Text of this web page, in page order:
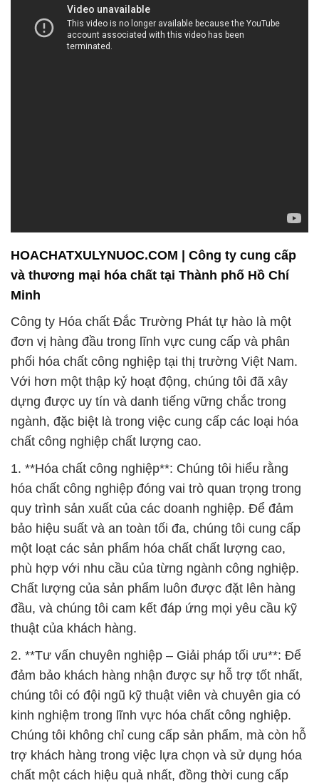
HOACHATXULYNUOC.COM | Công ty cung cấp
và thương mại hóa chất tại Thành phố Hồ Chí
Minh
Công ty Hóa chất Đắc Trường Phát tự hào là một
đơn vị hàng đầu trong lĩnh vực cung cấp và phân
phối hóa chất công nghiệp tại thị trường Việt Nam.
Với hơn một thập kỷ hoạt động, chúng tôi đã xây
dựng được uy tín và danh tiếng vững chắc trong
ngành, đặc biệt là trong việc cung cấp các loại hóa
chất công nghiệp chất lượng cao.
1. **Hóa chất công nghiệp**: Chúng tôi hiểu rằng
hóa chất công nghiệp đóng vai trò quan trọng trong
quy trình sản xuất của các doanh nghiệp. Để đảm
bảo hiệu suất và an toàn tối đa, chúng tôi cung cấp
một loạt các sản phẩm hóa chất chất lượng cao,
phù hợp với nhu cầu của từng ngành công nghiệp.
Chất lượng của sản phẩm luôn được đặt lên hàng
đầu, và chúng tôi cam kết đáp ứng mọi yêu cầu kỹ
thuật của khách hàng.
2. **Tư vấn chuyên nghiệp – Giải pháp tối ưu**: Để
đảm bảo khách hàng nhận được sự hỗ trợ tốt nhất,
chúng tôi có đội ngũ kỹ thuật viên và chuyên gia có
kinh nghiệm trong lĩnh vực hóa chất công nghiệp.
Chúng tôi không chỉ cung cấp sản phẩm, mà còn hỗ
trợ khách hàng trong việc lựa chọn và sử dụng hóa
chất một cách hiệu quả nhất, đồng thời cung cấp